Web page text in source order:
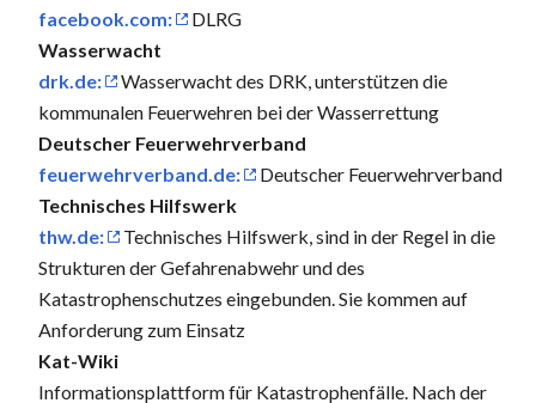
facebook.com:
DLRG
Wasserwacht
drk.de:
Wasserwacht des DRK, unterstützen die
kommunalen Feuerwehren bei der Wasserrettung
Deutscher Feuerwehrverband
feuerwehrverband.de:
Deutscher Feuerwehrverband
Technisches Hilfswerk
thw.de:
Technisches Hilfswerk, sind in der Regel in die
Strukturen der Gefahrenabwehr und des
Katastrophenschutzes eingebunden. Sie kommen auf
Anforderung zum Einsatz
Kat-Wiki
Informationsplattform für Katastrophenfälle. Nach der